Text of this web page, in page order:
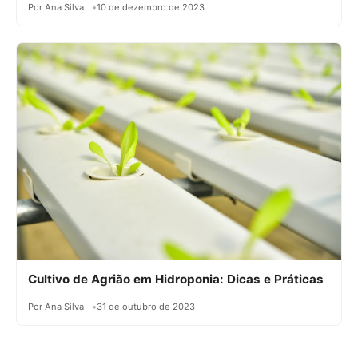
Por Ana Silva 10 de dezembro de 2023
Cultivo de Agrião em Hidroponia: Dicas e Práticas
Por Ana Silva 31 de outubro de 2023